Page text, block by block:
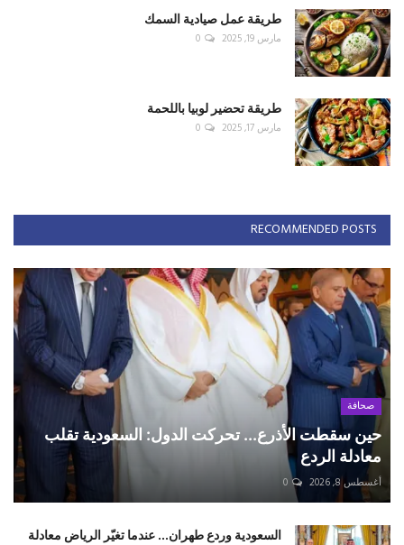
طريقة عمل صيادية السمك
مارس 19, 2025 0
طريقة تحضير لوبيا باللحمة
مارس 17, 2025 0
RECOMMENDED POSTS
صحافة
حين سقطت الأذرع... تحركت الدول: السعودية تقلب
معادلة الردع
أغسطس 8, 2026 0
السعودية وردع طهران... عندما تغيّر الرياض معادلة